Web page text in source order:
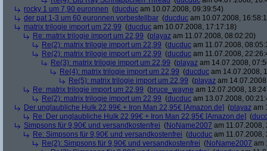
rocky 1 um 7,90 euronnen (ducduc am 10.07.2008, 09:39:54)
der pat 1-3 um 60 euronnen vorbestellbar (ducduc am 10.07.2008,
matrix trilogie import um 22,99 (ducduc am 10.07.2008, 17:17:18)
Re: matrix trilogie import um 22,99 (playaz am 11.07.2008, 08:02:20)
Re(2): matrix trilogie import um 22,99 (ducduc am 11.07.2008,
Re(2): matrix trilogie import um 22,99 (ducduc am 11.07.2008,
Re(3): matrix trilogie import um 22,99 (playaz am 14.07.2008,
Re(4): matrix trilogie import um 22,99 (ducduc am 14.07.2008,
Re(5): matrix trilogie import um 22,99 (playaz am
Re: matrix trilogie import um 22,99 (bruce_wayne am 12.07.2008,
Re(2): matrix trilogie import um 22,99 (ducduc am 13.07.2008,
Der unglaubliche Hulk 22,99€ + Iron Man 22,95€ [Amazon.de] (playaz am
Re: Der unglaubliche Hulk 22,99€ + Iron Man 22,95€ [Amazon.de] (
Simpsons für 9,90€ und versandkostenfrei (NoName2007 am 11.07.2008,
Re: Simpsons für 9,90€ und versandkostenfrei (ducduc am 11.07.2008,
Re(2): Simpsons für 9,90€ und versandkostenfrei (NoName2007 am